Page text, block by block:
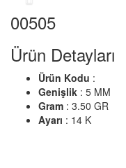
00505
Ürün Detayları
Ürün Kodu :
Genişlik : 5 MM
Gram : 3.50 GR
Ayarı : 14 K